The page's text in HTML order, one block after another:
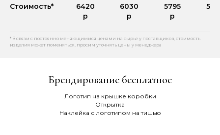
Стоимость*
6420
р
6030
р
5795
р
* В связи с постоянно меняющимися ценами на сырье у поставщиков, стоимость
изделия может поменяться, просим уточнять цены у менеджера
Брендирование бесплатное
Логотип на крышке коробки
Открытка
Наклейка с логотипом на тишью